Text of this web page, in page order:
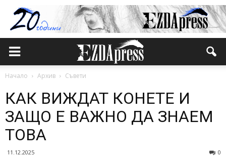
Начало Архив Съвети
КАК ВИЖДАТ КОНЕТЕ И
ЗАЩО Е ВАЖНО ДА ЗНАЕМ
ТОВА
11.12.2025 0